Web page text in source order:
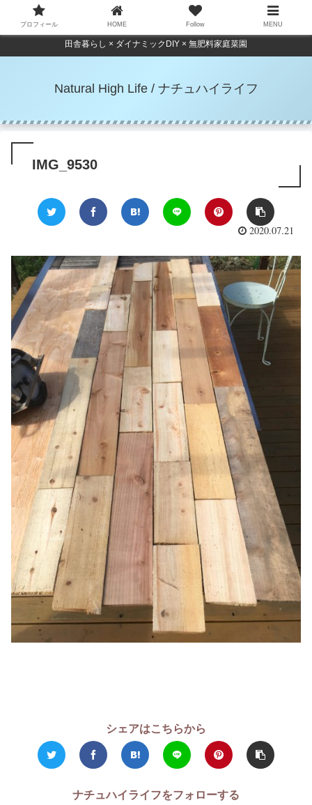
田舎暮らし × ダイナミックDIY × 無肥料家庭菜園
Natural High Life / ナチュハイライフ
IMG_9530
2020.07.21
シェアはこちらから
ナチュハイライフをフォローする
プロフィール HOME Follow MENU